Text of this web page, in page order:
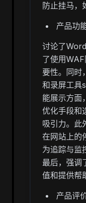
防止挂马，
产品功
讨论了
了使用
要性。同时
和录屏工具
能展示方面
优化手段和
吸引力。此
在网站上的
为追踪与监
最后，强调
值和提供帮
产品评